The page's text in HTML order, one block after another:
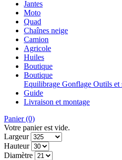
Jantes
Moto
Quad
Chaînes neige
Camion
Agricole
Huiles
Boutique
Boutique
Equilibrage Gonflage Outils et
Guide
Livraison et montage
Panier (0)
Votre panier est vide.
Largeur
Hauteur
Diamètre